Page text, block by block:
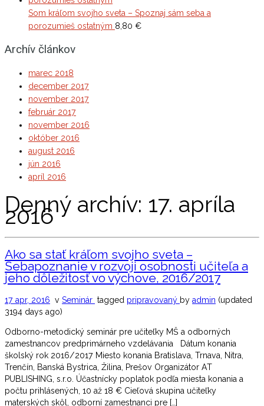
Som kráľom svojho sveta – Spoznaj sám seba a
porozumieš ostatným 8,80 €
Archív článkov
marec 2018
december 2017
november 2017
február 2017
november 2016
október 2016
august 2016
jún 2016
apríl 2016
Denný archív: 17. apríla
2016
Ako sa stať kráľom svojho sveta –
Sebapoznanie v rozvoji osobnosti učiteľa a
jeho dôležitosť vo výchove, 2016/2017
17 apr, 2016 v Seminár tagged pripravovaný by admin (updated
3194 days ago)
Odborno-metodický seminár pre učiteľky MŠ a odborných
zamestnancov predprimárneho vzdelávania Dátum konania
školský rok 2016/2017 Miesto konania Bratislava, Trnava, Nitra,
Trenčín, Banská Bystrica, Žilina, Prešov Organizátor AT
PUBLISHING, s.r.o. Účastnícky poplatok podľa miesta konania a
počtu prihlásených, 10 až 18 € Cieľová skupina učiteľky
materských skôl, odborní zamestnanci pre […]